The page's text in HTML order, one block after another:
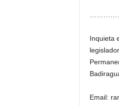
Inquieta
Email: